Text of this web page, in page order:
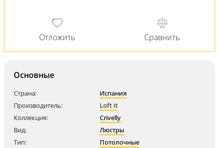
Основные
Страна:
Испания
Производитель:
Loft It
Коллекция:
Crivelly
Вид:
Люстры
Тип:
Потолочные